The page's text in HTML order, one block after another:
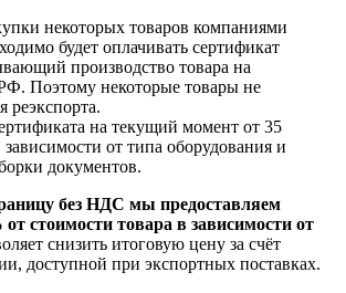
некоторых товаров компаниями
будет оплачивать сертификат
производство товара на
Поэтому некоторые товары не
реэкспорта.
на текущий момент от 35
от типа оборудования и
документов.
без НДС мы предоставляем
от стоимости товара в зависимости от
снизить итоговую цену за счёт
доступной при экспортных поставках.